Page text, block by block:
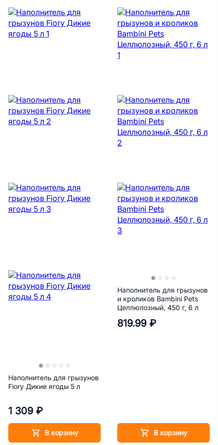
Наполнитель для грызунов
Fiory Дикие ягоды 5 л
1 309 ₽
В корзину
Наполнитель для грызунов
и кроликов Bambini Pets
Целлюлозный, 450 г, 6 л
819.99 ₽
В корзину